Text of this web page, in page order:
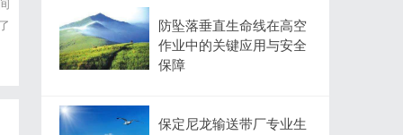
防坠落垂直生命线在高空
作业中的关键应用与安全
保障
保定尼龙输送带厂专业生